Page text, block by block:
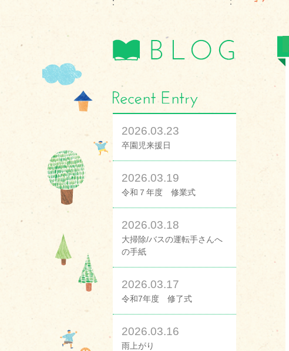
2026.03.23
卒園児来援日
2026.03.19
令和７年度 修業式
2026.03.18
大掃除/バスの運転手さんへ
の手紙
2026.03.17
令和7年度 修了式
2026.03.16
雨上がり